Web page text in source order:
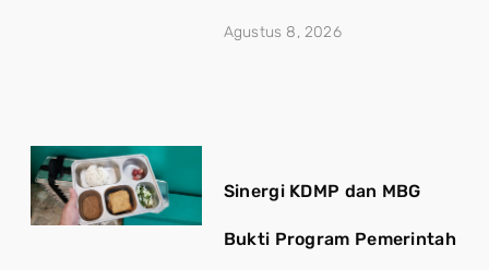
Agustus 8, 2026
Sinergi KDMP dan MBG
Bukti Program Pemerintah